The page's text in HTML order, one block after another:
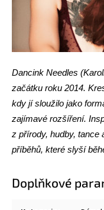
Dancink Needles
začátku roku 2014.
kdy jí sloužilo jako
zajímavé rozšíření.
z přírody, hudby,
příběhů, které slyší
Doplňkové